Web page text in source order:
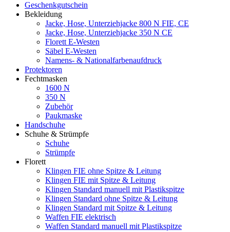
Geschenkgutschein
Bekleidung
Jacke, Hose, Unterziehjacke 800 N FIE, CE
Jacke, Hose, Unterziehjacke 350 N CE
Florett E-Westen
Säbel E-Westen
Namens- & Nationalfarbenaufdruck
Protektoren
Fechtmasken
1600 N
350 N
Zubehör
Paukmaske
Handschuhe
Schuhe & Strümpfe
Schuhe
Strümpfe
Florett
Klingen FIE ohne Spitze & Leitung
Klingen FIE mit Spitze & Leitung
Klingen Standard manuell mit Plastikspitze
Klingen Standard ohne Spitze & Leitung
Klingen Standard mit Spitze & Leitung
Waffen FIE elektrisch
Waffen Standard manuell mit Plastikspitze